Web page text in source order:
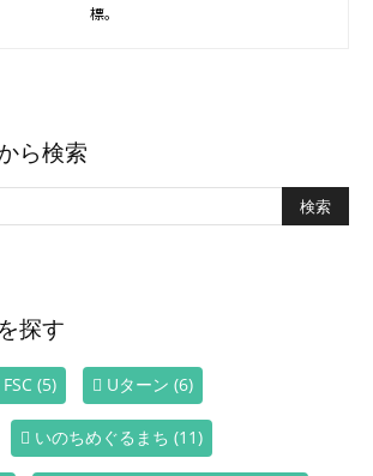
標。
ら検索
探す
FSC (5) Uターン (6)
いのちめぐるまち (11)